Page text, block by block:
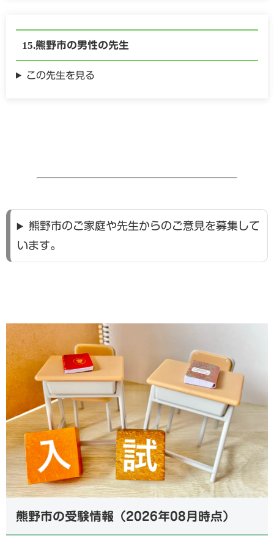
熊野市の男性の先生
この先生を見る
熊野市のご家庭や先生からのご意見を募集して
います。
熊野市の受験情報（2026年08月時点）